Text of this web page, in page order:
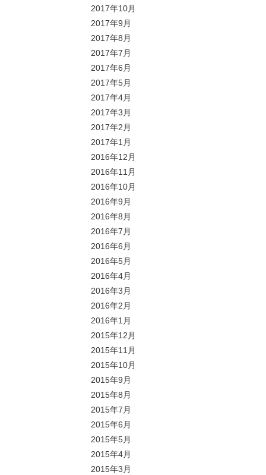
2017年10月
2017年9月
2017年8月
2017年7月
2017年6月
2017年5月
2017年4月
2017年3月
2017年2月
2017年1月
2016年12月
2016年11月
2016年10月
2016年9月
2016年8月
2016年7月
2016年6月
2016年5月
2016年4月
2016年3月
2016年2月
2016年1月
2015年12月
2015年11月
2015年10月
2015年9月
2015年8月
2015年7月
2015年6月
2015年5月
2015年4月
2015年3月